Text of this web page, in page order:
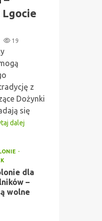
19
z
Dożynki
się
dalej
dla
–
wolne